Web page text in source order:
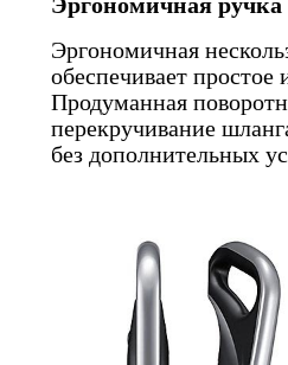
Эргономичная
Эргономичная
обеспечивает
Продуманная
перекручивание
без дополнительных